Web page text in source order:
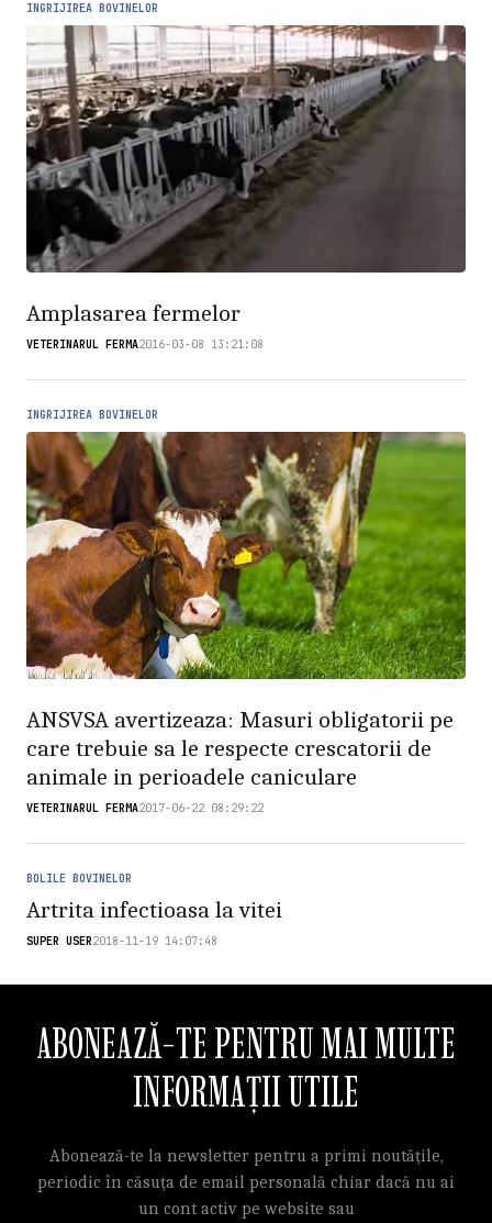
INGRIJIREA BOVINELOR
Amplasarea fermelor
VETERINARUL FERMA2016-03-08 13:21:08
INGRIJIREA BOVINELOR
ANSVSA avertizeaza: Masuri obligatorii pe
care trebuie sa le respecte crescatorii de
animale in perioadele caniculare
VETERINARUL FERMA2017-06-22 08:29:22
BOLILE BOVINELOR
Artrita infectioasa la vitei
SUPER USER2018-11-19 14:07:48
ABONEAZĂ-TE PENTRU MAI MULTE
INFORMAȚII UTILE
Abonează-te la newsletter pentru a primi noutățile,
periodic în căsuța de email personală chiar dacă nu ai
un cont activ pe website sau